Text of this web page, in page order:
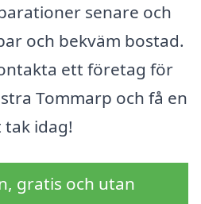
senare och
och bekväm bostad.
ett företag för
Tommarp och få en
idag!
gratis och utan